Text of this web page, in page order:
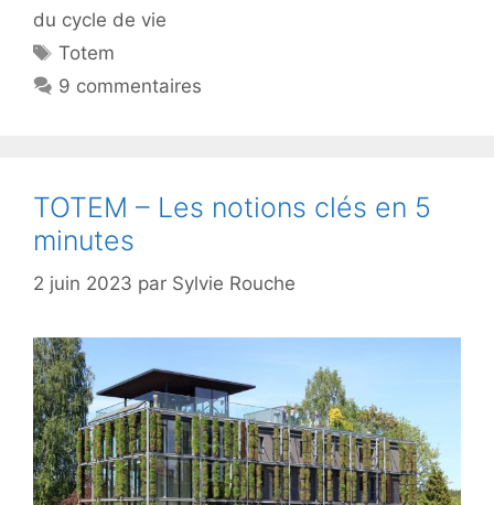
du cycle de vie
Étiquettes
Totem
9 commentaires
TOTEM – Les notions clés en 5
minutes
2 juin 2023 par Sylvie Rouche